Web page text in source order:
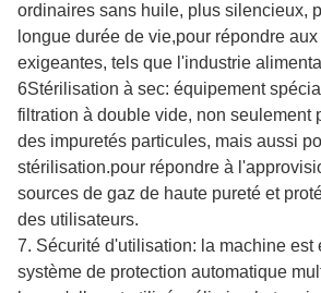
ordinaires sans huile, plus silencieux,
longue durée de vie,pour répondre
exigeantes, tels que l'industrie
6Stérilisation à sec: équipement
filtration à double vide, non seulement
des impuretés particules, mais aussi
stérilisation.pour répondre à
sources de gaz de haute pureté et
des utilisateurs.
7. Sécurité d'utilisation: la machine est
système de protection automatique